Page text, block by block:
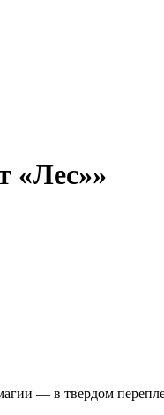
«Лес»»
— в твердом